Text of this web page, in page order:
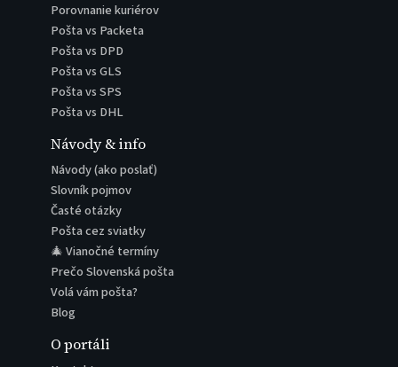
Porovnanie kuriérov
Pošta vs Packeta
Pošta vs DPD
Pošta vs GLS
Pošta vs SPS
Pošta vs DHL
Návody & info
Návody (ako poslať)
Slovník pojmov
Časté otázky
Pošta cez sviatky
🎄 Vianočné termíny
Prečo Slovenská pošta
Volá vám pošta?
Blog
O portáli